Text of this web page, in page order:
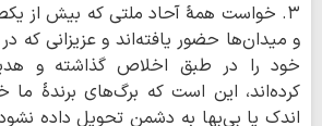
۳. خواست همۀ آحاد ملتی که بیش از
و میدان‌ها حضور یافته‌اند و عزیزانی که
خود را در طبق اخلاص گذاشته و
کرده‌اند، این است که برگ‌های برندۀ ما
اندک یا بی‌بها به دشمن تحویل داده